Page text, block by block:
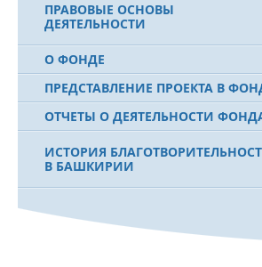
ПРАВОВЫЕ ОСНОВЫ
ДЕЯТЕЛЬНОСТИ
О ФОНДЕ
ПРЕДСТАВЛЕНИЕ ПРОЕКТА В
ОТЧЕТЫ О ДЕЯТЕЛЬНОСТИ
ИСТОРИЯ
В БАШКИРИИ
МУРТАЗЕ РАХИМОВЕ